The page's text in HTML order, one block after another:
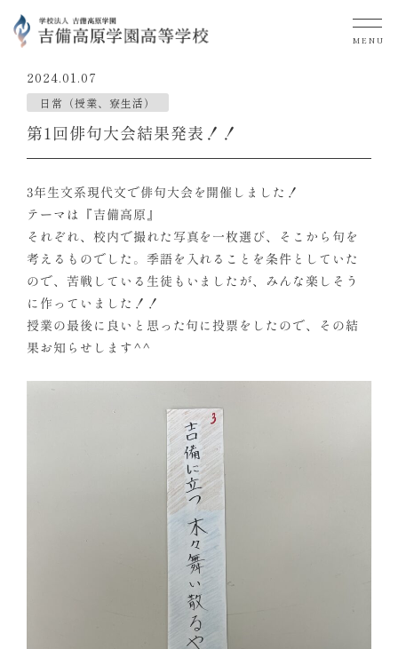
MENU
2024.01.07
日常（授業、寮生活）
第1回俳句大会結果発表！！
3年生文系現代文で俳句大会を開催しました！
テーマは『吉備高原』
それぞれ、校内で撮れた写真を一枚選び、そこから句を
考えるものでした。季語を入れることを条件としていた
ので、苦戦している生徒もいましたが、みんな楽しそう
に作っていました！！
授業の最後に良いと思った句に投票をしたので、その結
果お知らせします^^